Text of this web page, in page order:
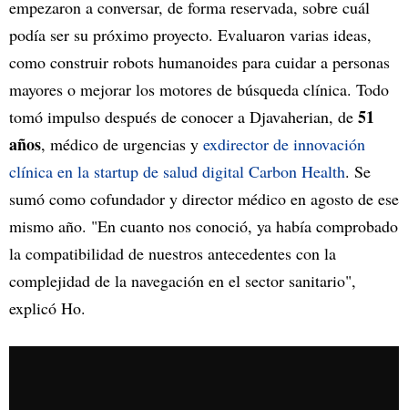
empezaron a conversar, de forma reservada, sobre cuál
podía ser su próximo proyecto. Evaluaron varias ideas,
como construir robots humanoides para cuidar a personas
mayores o mejorar los motores de búsqueda clínica. Todo
tomó impulso después de conocer a Djavaherian, de 51
años, médico de urgencias y exdirector de innovación
clínica en la startup de salud digital Carbon Health. Se
sumó como cofundador y director médico en agosto de ese
mismo año. "En cuanto nos conoció, ya había comprobado
la compatibilidad de nuestros antecedentes con la
complejidad de la navegación en el sector sanitario",
explicó Ho.